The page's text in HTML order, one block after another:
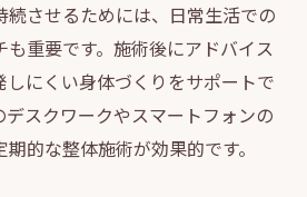
続させるためには、日常生活での
重要です。施術後にアドバイス
しにくい身体づくりをサポートで
デスクワークやスマートフォンの
的な整体施術が効果的です。